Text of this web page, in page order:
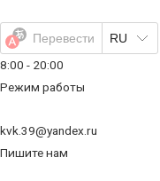
содержимому
Перевести
RU
8:00 - 20:00
Режим работы
kvk.39@yandex.ru
Пишите нам